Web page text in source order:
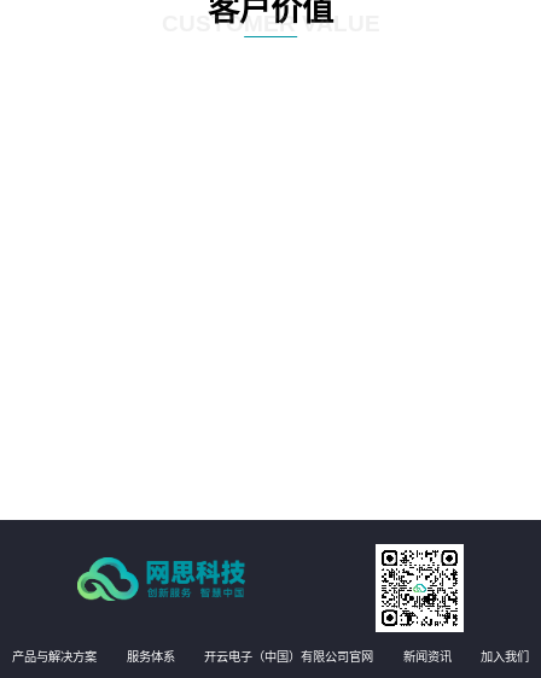
客户价值
CUSTOMER VALUE
产品与解决方案 服务体系 开云电子（中国）有限公司官网 新闻资讯 加入我们